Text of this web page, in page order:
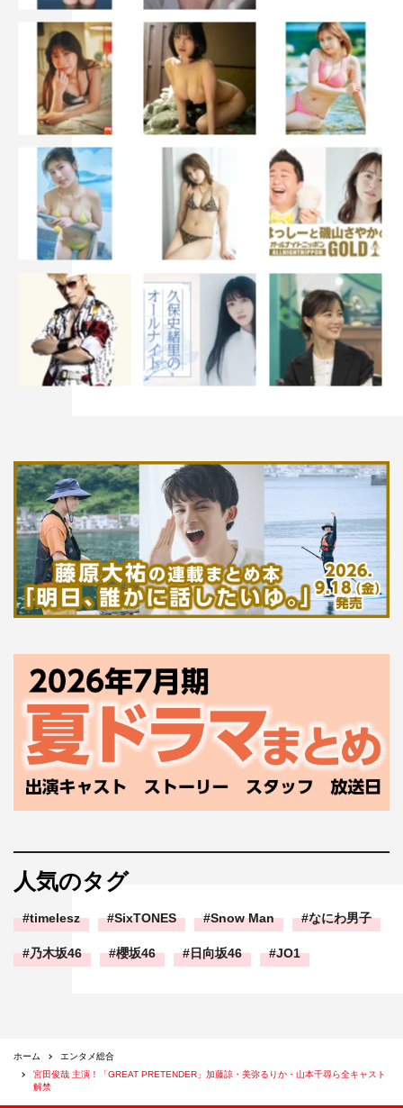
人気のタグ
timelesz SixTONES Snow Man なにわ男子
乃木坂46 櫻坂46 日向坂46 JO1
ホーム
エンタメ総合
宮田俊哉 主演！「GREAT PRETENDER」加藤諒・美弥るりか・山本千尋ら全キャスト
解禁